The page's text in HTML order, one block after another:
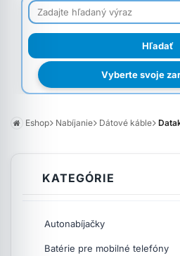
Vyberte svoje
Eshop Nabíjanie Dátové káble
KATEGÓRIE
Autonabíjačky
Batérie pre mobilné telefóny